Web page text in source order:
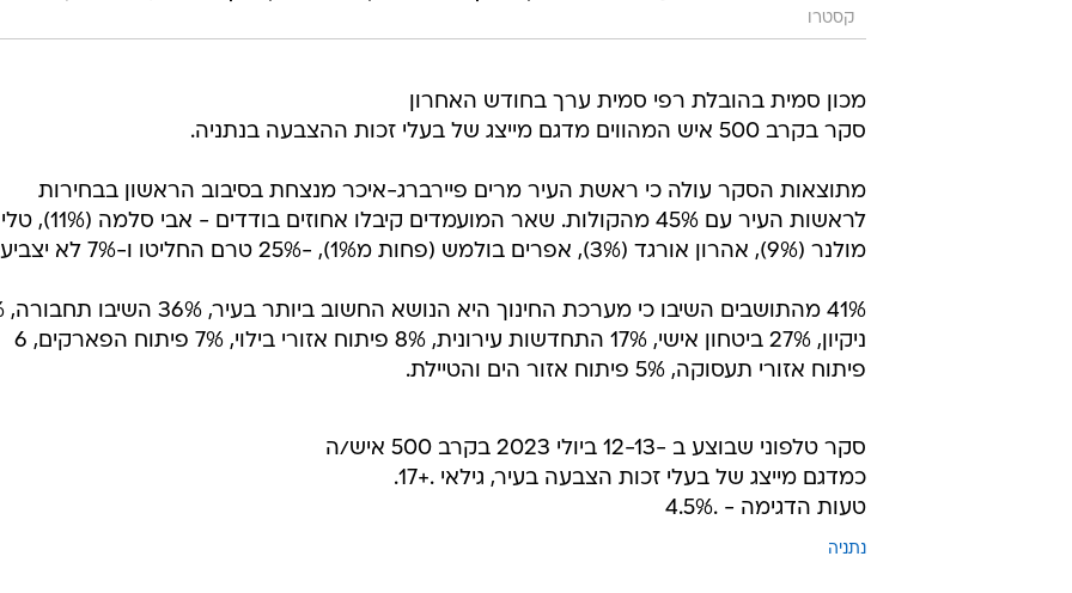
קסטרו
מכון סמית בהובלת רפי סמית ערך בחודש האחרון
סקר בקרב 500 איש המהווים מדגם מייצג של בעלי זכות ההצבעה בנתניה.
מתוצאות הסקר עולה כי ראשת העיר מרים פיירברג-איכר מנצחת בסיבוב הראשון בבחירות
לראשות העיר עם 45% מהקולות. שאר המועמדים קיבלו אחוזים בודדים - אבי סלמה (11%), טלי
מולנר (9%), אהרון אורגד (3%), אפרים בולמש (פחות מ1%), -25% טרם החליטו ו-7% לא יצביעו.
41%
ניקיון, 27% ביטחון אישי, 17% התחדשות עירונית, 8% פיתוח אזורי בילוי, 7% פיתוח הפארקים, 6
פיתוח אזורי תעסוקה, 5% פיתוח אזור הים והטיילת.
סקר טלפוני שבוצע ב -12-13 ביולי 2023 בקרב 500 איש/ה
כמדגם מייצג של בעלי זכות הצבעה בעיר, גילאי .+17.
טעות הדגימה - .4.5%
נתניה